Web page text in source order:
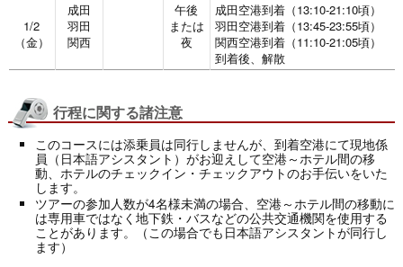
1/2
（金）
成田
羽田
関西
午後
または
夜
成田空港到着（13:10-21:10頃）
羽田空港到着（13:45-23:55頃）
関西空港到着（11:10-21:05頃）
到着後、解散
行程に関する諸注意
このコースには添乗員は同行しませんが、到着空港にて現地係
員（日本語アシスタント）がお迎えして空港～ホテル間の移
動、ホテルのチェックイン・チェックアウトのお手伝いをいた
します。
ツアーの参加人数が4名様未満の場合、空港～ホテル間の移動に
は専用車ではなく地下鉄・バスなどの公共交通機関を使用する
ことがあります。（この場合でも日本語アシスタントが同行し
ます）